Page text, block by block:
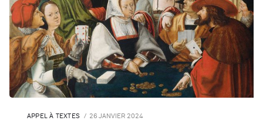
APPEL À TEXTES 26 JANVIER 2024